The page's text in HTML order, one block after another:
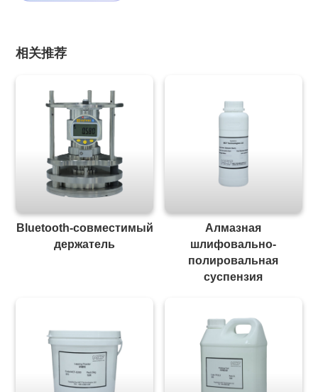
相关推荐
Bluetooth-совместимый
держатель
Алмазная
шлифовально-
полировальная
суспензия